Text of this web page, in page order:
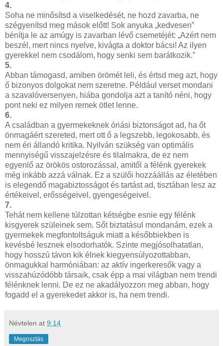
4.
Soha ne minősítsd a viselkedését, ne hozd zavarba, ne
szégyenítsd meg mások előtt! Sok anyuka „kedvesen”
bénítja le az amúgy is zavarban lévő csemetéjét: „Azért nem
beszél, mert nincs nyelve, kivágta a doktor bácsi! Az ilyen
gyerekkel nem csodálom, hogy senki sem barátkozik.”
5.
Abban támogasd, amiben örömét leli, és értsd meg azt, hogy
ő bizonyos dolgokat nem szeretne. Például verset mondani
a szavalóversenyen, hiába gondolja azt a tanító néni, hogy
pont neki ez milyen remek ötlet lenne.
6.
A családban a gyermekeknek óriási biztonságot ad, ha őt
önmagáért szereted, mert ott ő a legszebb, legokosabb, és
nem éri állandó kritika. Nyilván szükség van optimális
mennyiségű visszajelzésre és tilalmakra, de ez nem
egyenlő az örökös ostorozással, amitől a félénk gyerekek
még inkább azzá válnak. Ez a szülői hozzáállás az életében
is elegendő magabiztosságot és tartást ad, tisztában lesz az
értékeivel, erősségeivel, gyengeségeivel.
7.
Tehát nem kellene túlzottan kétségbe esnie egy félénk
kisgyerek szüleinek sem. Sőt biztatásul mondanám, ezek a
gyermekek megfontoltságuk miatt a későbbiekben is
kevésbé lesznek elsodorhatók. Szinte megjósolhatatlan,
hogy hosszú távon kik élnek kiegyensúlyozottabban,
önmagukkal harmóniában: az aktív ingerkeresők vagy a
visszahúzódóbb társaik, csak épp a mai világban nem trendi
félénknek lenni. De ez ne akadályozzon meg abban, hogy
fogadd el a gyerekedet akkor is, ha nem trendi.
Névtelen at 9:14
Megosztás